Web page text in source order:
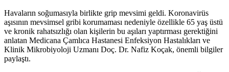
Havaların soğumasıyla birlikte grip mevsimi geldi. Koronavirüs
aşısının mevsimsel gribi korumaması nedeniyle özellikle 65 yaş üstü
ve kronik rahatsızlığı olan kişilerin bu aşıları yaptırması gerektiğini
anlatan Medicana Çamlıca Hastanesi Enfeksiyon Hastalıkları ve
Klinik Mikrobiyoloji Uzmanı Doç. Dr. Nafiz Koçak, önemli bilgiler
paylaştı.